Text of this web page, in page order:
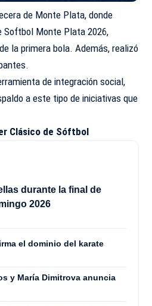
de Monte Plata, donde
Softbol Monte Plata 2026,
la primera bola. Además, realizó
de integración social,
a este tipo de iniciativas que
Clásico de Sóftbol
durante la final de
2026
el dominio del karate
y María Dimitrova anuncia